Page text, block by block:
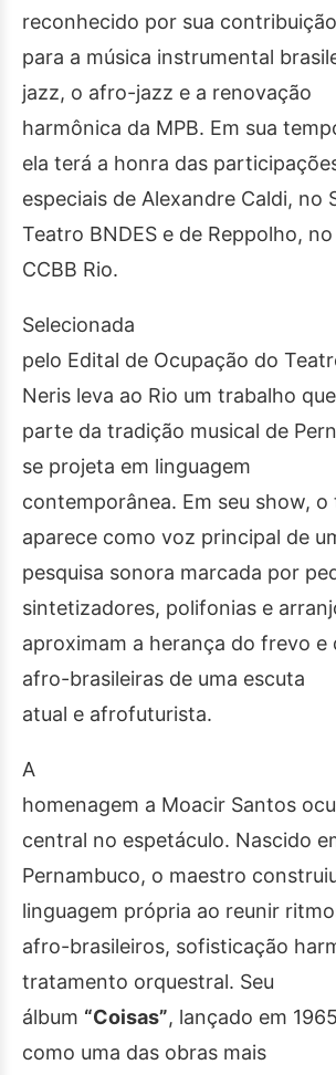
reconhecido por sua
para a música instrumental
jazz, o afro-jazz e a renovação
harmônica da MPB. Em sua
ela terá a honra das
especiais de Alexandre Caldi, no
Teatro BNDES e de Reppolho,
CCBB Rio.
Selecionada
pelo Edital de Ocupação do
Neris leva ao Rio um trabalho que
parte da tradição musical de
se projeta em linguagem
contemporânea. Em seu show,
aparece como voz principal de
pesquisa sonora marcada por
sintetizadores, polifonias e
aproximam a herança do frevo e
afro-brasileiras de uma escuta
atual e afrofuturista.
A
homenagem a Moacir Santos
central no espetáculo. Nascido
Pernambuco, o maestro
linguagem própria ao reunir
afro-brasileiros, sofisticação
tratamento orquestral. Seu
álbum “Coisas”, lançado em
como uma das obras mais